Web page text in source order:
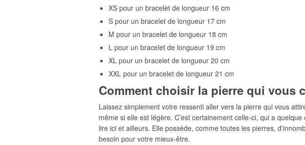
XS pour un bracelet de longueur 16 cm
S pour un bracelet de longueur 17 cm
M pour un bracelet de longueur 18 cm
L pour un bracelet de longueur 19 cm
XL pour un bracelet de longueur 20 cm
XXL pour un bracelet de longueur 21 cm
Comment choisir la pierre qui vous
Laissez simplement votre ressenti aller vers la pierre qui vous
même si elle est légère. C’est certainement celle-ci, qui a
lire ici et ailleurs. Elle possède, comme toutes les pierres,
besoin pour votre mieux-être.